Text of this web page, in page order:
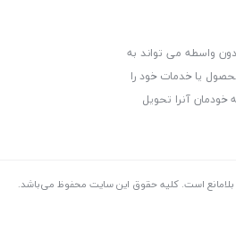
واسطه می تواند به
یا خدمات خود را
آنرا تحویل
بلامانع است. کليه حقوق اين سايت محفوظ می‌باشد.